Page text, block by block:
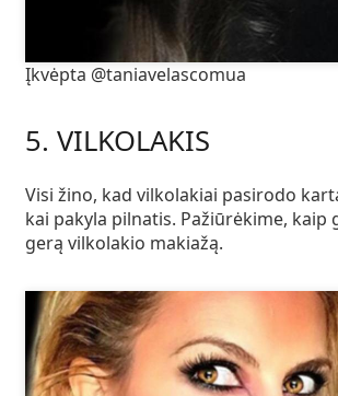
Įkvėpta @taniavelascomua
5. VILKOLAKIS
Visi žino, kad vilkolakiai pasirodo
kai pakyla pilnatis. Pažiūrėkime, kaip
gerą vilkolakio makiažą.